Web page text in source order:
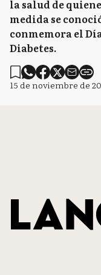
la salud de
medida se
conmemora el
Diabetes.
15 de noviembre de